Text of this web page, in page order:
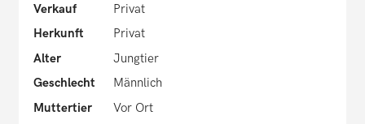
Verkauf
Privat
Herkunft
Privat
Alter
Jungtier
Geschlecht
Männlich
Muttertier
Vor Ort